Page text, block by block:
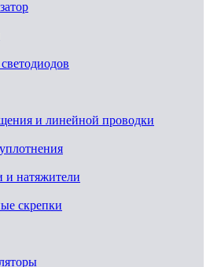
и линейной проводки
натяжители
скрепки